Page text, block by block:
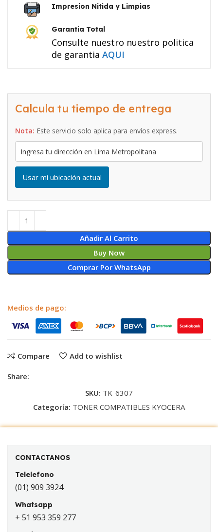
Impresion Nitida y Limpias
Garantia Total
Consulte nuestro nuestro politica
de garantia AQUI
Calcula tu tiempo de entrega
Nota: Este servicio solo aplica para envíos express.
Usar mi ubicación actual
Añadir Al Carrito
Buy Now
Comprar Por WhatsApp
Medios de pago:
Compare Add to wishlist
Share:
SKU: TK-6307
Categoría: TONER COMPATIBLES KYOCERA
CONTACTANOS
Telelefono
(01) 909 3924
Whatsapp
+ 51 953 359 277